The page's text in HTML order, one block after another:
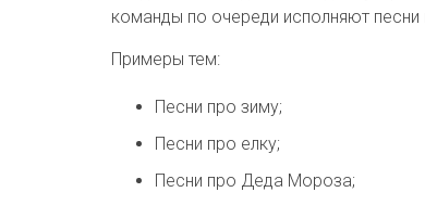
команды по очереди исполняют песни
Примеры тем:
Песни про зиму;
Песни про елку;
Песни про Деда Мороза;